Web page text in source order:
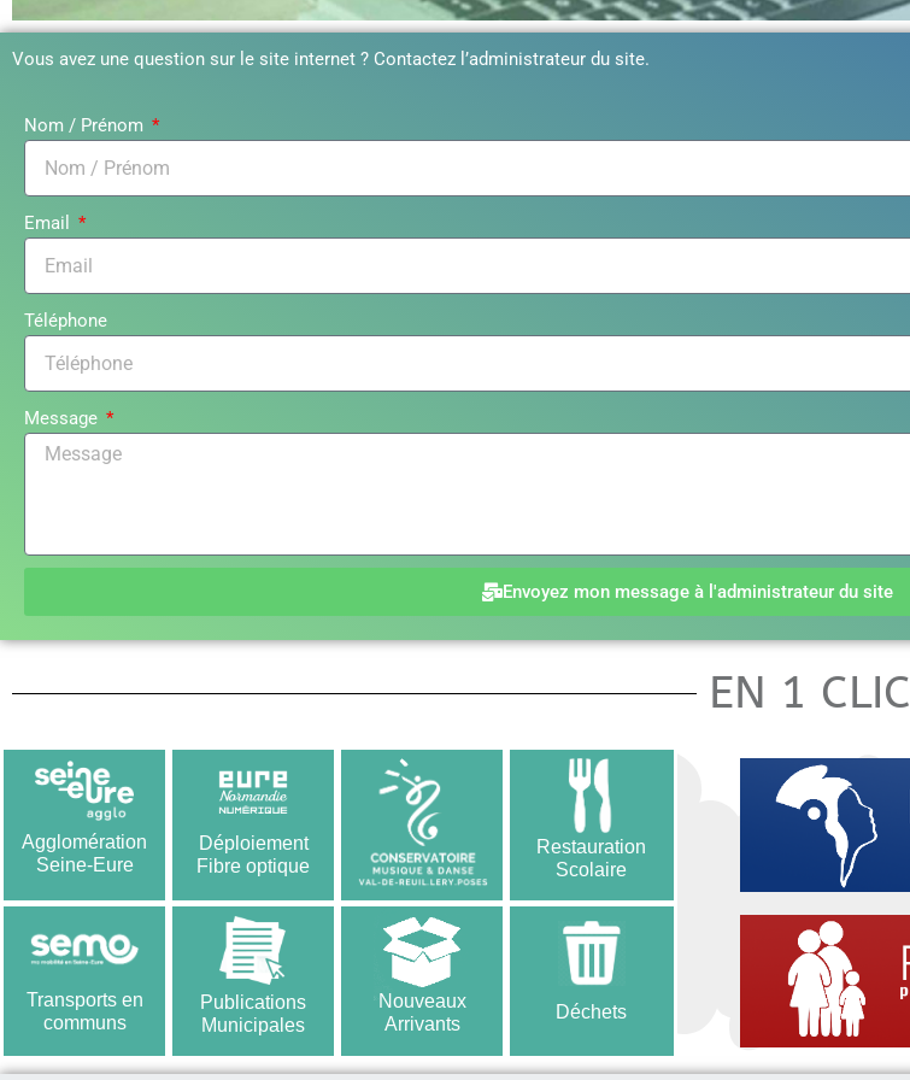
Vous avez une question sur le site internet ? Contactez l’administrateur du site.
Nom / Prénom
Email
Téléphone
Message
Envoyez mon message à l'administrateur du site
EN 1 CLIC
Agglomération
Seine-Eure
Déploiement
Fibre optique
Restauration
Scolaire
Transports en
communs
Publications
Municipales
Nouveaux
Arrivants
Déchets